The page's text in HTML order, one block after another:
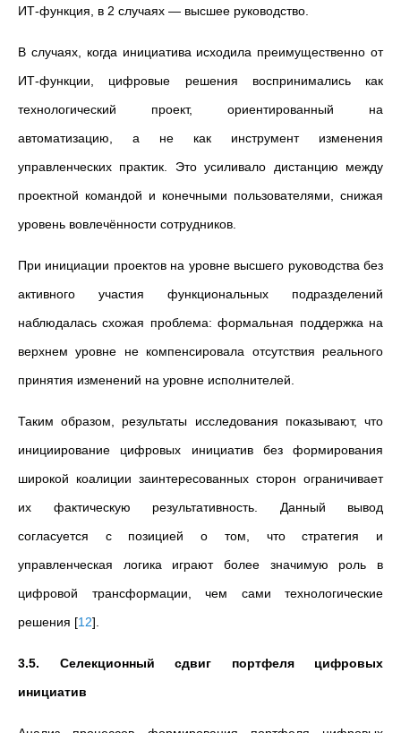
ИТ-функция, в 2 случаях — высшее руководство.
В случаях, когда инициатива исходила преимущественно от
ИТ-функции, цифровые решения воспринимались как
технологический проект, ориентированный на
автоматизацию, а не как инструмент изменения
управленческих практик. Это усиливало дистанцию между
проектной командой и конечными пользователями, снижая
уровень вовлечённости сотрудников.
При инициации проектов на уровне высшего руководства без
активного участия функциональных подразделений
наблюдалась схожая проблема: формальная поддержка на
верхнем уровне не компенсировала отсутствия реального
принятия изменений на уровне исполнителей.
Таким образом, результаты исследования показывают, что
инициирование цифровых инициатив без формирования
широкой коалиции заинтересованных сторон ограничивает
их фактическую результативность. Данный вывод
согласуется с позицией о том, что стратегия и
управленческая логика играют более значимую роль в
цифровой трансформации, чем сами технологические
решения [12]
3.5. Селекционный сдвиг портфеля цифровых
инициатив